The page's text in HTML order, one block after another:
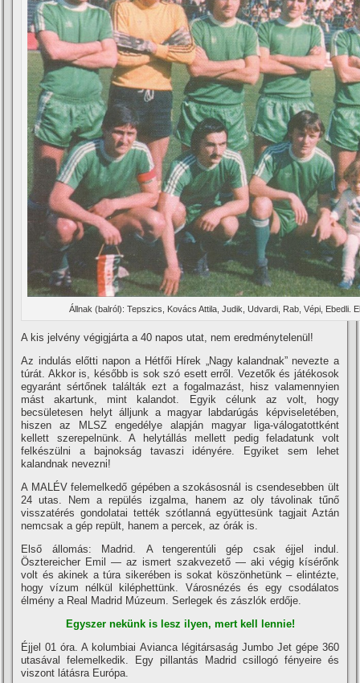
Állnak (balról): Tepszics, Kovács Attila, Judik, Udvardi, Rab, Vépi, Ebedli.
A kis jelvény végigjárta a 40 napos utat, nem eredménytelenül!
Az indulás előtti napon a Hétfői Hí­rek „Nagy kalandnak” nevezte a
túrát. Akkor is, később is sok szó esett erről. Vezetők és játékosok
egyaránt sértőnek találták ezt a fogalmazást, hisz valamennyien
mást akartunk, mint kalandot. Egyik célunk az volt, hogy
becsületesen helyt álljunk a magyar labdarúgás képviseletében,
hiszen az MLSZ engedélye alapján magyar liga-válogatottként
kellett szerepelnünk. A helytállás mellett pedig feladatunk volt
felkészülni a bajnokság tavaszi idényére. Egyiket sem lehet
kalandnak nevezni!
A MALÉV felemelkedő gépében a szokásosnál is csendesebben ült
24 utas. Nem a repülés izgalma, hanem az oly távolinak tűnő
visszatérés gondolatai tették szótlanná együttesünk tagjait Aztán
nemcsak a gép repült, hanem a percek, az órák is.
Első állomás: Madrid. A tengerentúli gép csak éjjel indul.
Ösztereicher Emil — az ismert szakvezető — aki végig kí­sérőnk
volt és akinek a túra sikerében is sokat köszönhetünk – elintézte,
hogy ví­zum nélkül kiléphettünk. Városnézés és egy csodálatos
élmény a Real Madrid Múzeum. Serlegek és zászlók erdője.
Egyszer nekünk is lesz ilyen, mert kell lennie!
Éjjel 01 óra. A kolumbiai Avianca légitársaság Jumbo Jet gépe 360
utasával felemelkedik. Egy pillantás Madrid csillogó fényeire és
viszont látásra Európa.